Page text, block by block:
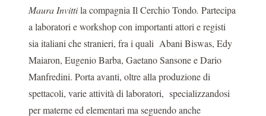
Maura Invittila compagnia Il Cerchio Tondo. Partecipa
a laboratori e workshop con importanti attori e registi
sia italiani che stranieri, fra i quali Abani Biswas, Edy
Maiaron, Eugenio Barba, Gaetano Sansone e Dario
Manfredini. Porta avanti, oltre alla produzione di
spettacoli, varie attività di laboratori, specializzandosi
per materne ed elementari ma seguendo anche